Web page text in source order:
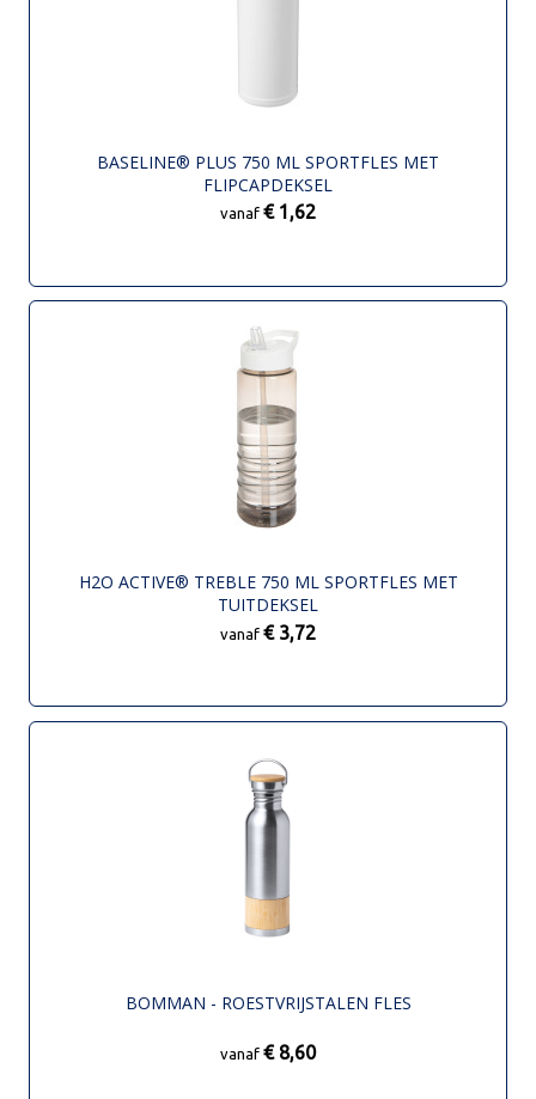
BASELINE® PLUS 750 ML SPORTFLES MET
FLIPCAPDEKSEL
vanaf € 1,62
H2O ACTIVE® TREBLE 750 ML SPORTFLES MET
TUITDEKSEL
vanaf € 3,72
BOMMAN - ROESTVRIJSTALEN FLES
vanaf € 8,60